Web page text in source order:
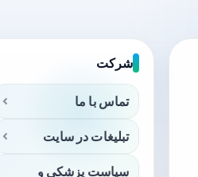
شرکت
تماس با ما
تبلیغات در سایت
سیاست پزشکی و